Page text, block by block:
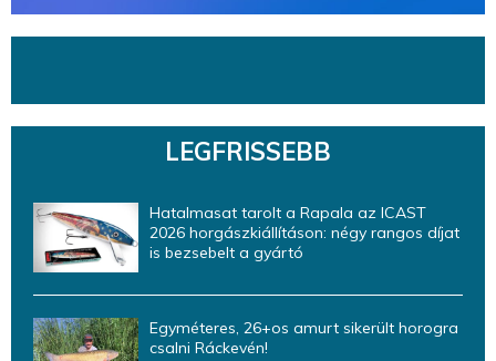
LEGFRISSEBB
Hatalmasat tarolt a Rapala az ICAST
2026 horgászkiállításon: négy rangos díjat
is bezsebelt a gyártó
Egyméteres, 26+os amurt sikerült horogra
csalni Ráckevén!